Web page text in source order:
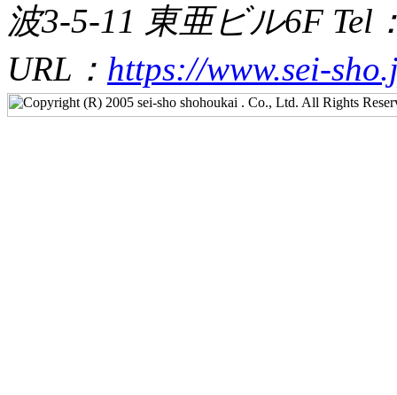
波3-5-11 東亜ビル6F Tel
URL： https://www.sei-